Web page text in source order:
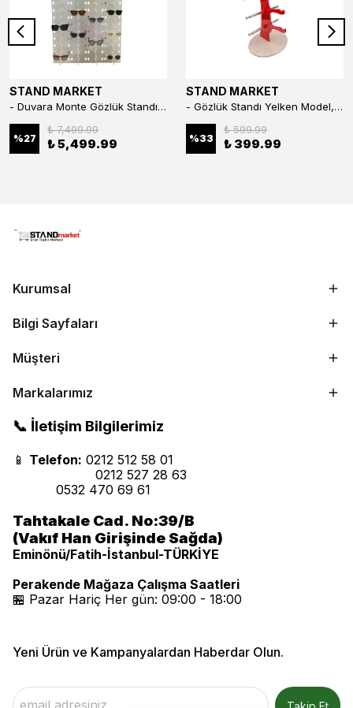
STAND MARKET
- Duvara Monte Gözlük Standı 56'li Pleksi Glass | 99x67 cm Gözlük Teşhir Standı
%27
₺ 7,499.99
₺ 5,499.99
STAND MARKET
- Gözlük Standı Yelken Model, 5 Gözlük Kapasiteli Standı Kırmızı
%33
₺ 599.99
₺ 399.99
Kurumsal
Bilgi Sayfaları
Müşteri
Markalarımız
📞 İletişim Bilgilerimiz
📱 Telefon: 0212 512 58 01
0212 527 28 63
0532 470 69 61
Tahtakale Cad. No:39/B
(Vakıf Han Girişinde Sağda)
Eminönü/Fatih-İstanbul-TÜRKİYE
Perakende Mağaza Çalışma Saatleri
🏪 Pazar Hariç Her gün: 09:00 - 18:00
Yeni Ürün ve Kampanyalardan Haberdar Olun.